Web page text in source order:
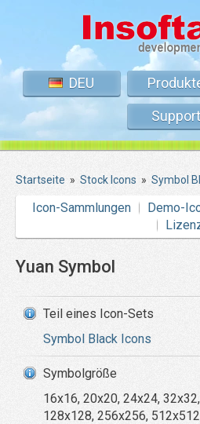
DEU
Support
Startseite » Stock Icons » Symbol
Icon-Sammlungen
Demo-
Yuan Symbol
Teil eines Icon-Sets
Symbol Black Icons
Symbolgröße
16x16, 20x20, 24x24,
128x128, 256x256,